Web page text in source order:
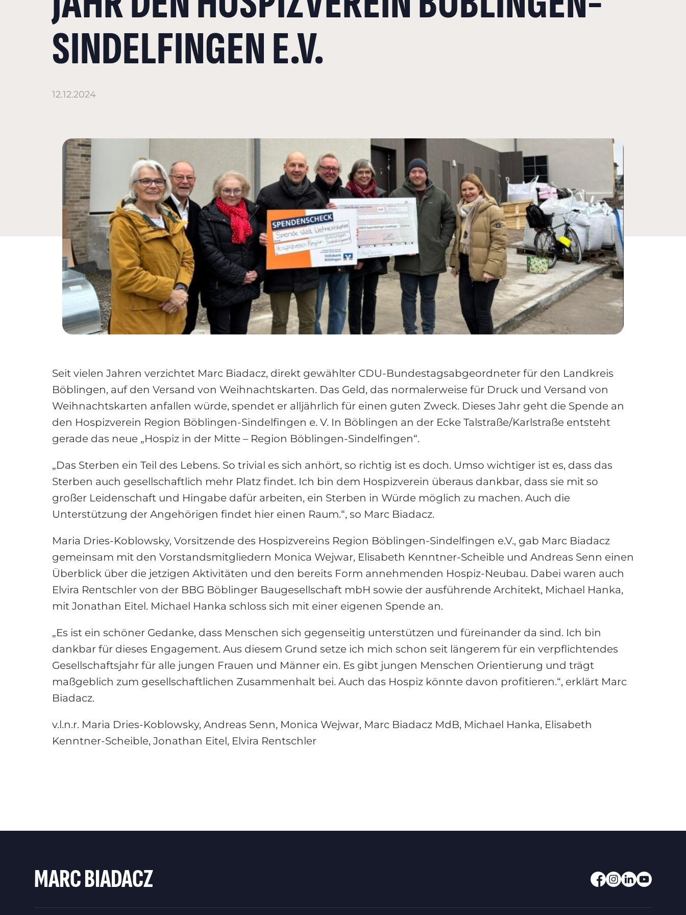
SINDELFINGEN E.V.
12.12.2024
Seit vielen Jahren verzichtet Marc Biadacz, direkt gewählter CDU-Bundestagsabgeordneter für den Landkreis
Böblingen, auf den Versand von Weihnachtskarten. Das Geld, das normalerweise für Druck und Versand von
Weihnachtskarten anfallen würde, spendet er alljährlich für einen guten Zweck. Dieses Jahr geht die Spende an
den Hospizverein Region Böblingen-Sindelfingen e. V. In Böblingen an der Ecke Talstraße/Karlstraße entsteht
gerade das neue „Hospiz in der Mitte – Region Böblingen-Sindelfingen“.
„Das Sterben ein Teil des Lebens. So trivial es sich anhört, so richtig ist es doch. Umso wichtiger ist es, dass das
Sterben auch gesellschaftlich mehr Platz findet. Ich bin dem Hospizverein überaus dankbar, dass sie mit so
großer Leidenschaft und Hingabe dafür arbeiten, ein Sterben in Würde möglich zu machen. Auch die
Unterstützung der Angehörigen findet hier einen Raum.“, so Marc Biadacz.
Maria Dries-Koblowsky, Vorsitzende des Hospizvereins Region Böblingen-Sindelfingen e.V., gab Marc Biadacz
gemeinsam mit den Vorstandsmitgliedern Monica Wejwar, Elisabeth Kenntner-Scheible und Andreas Senn einen
Überblick über die jetzigen Aktivitäten und den bereits Form annehmenden Hospiz-Neubau. Dabei waren auch
Elvira Rentschler von der BBG Böblinger Baugesellschaft mbH sowie der ausführende Architekt, Michael Hanka,
mit Jonathan Eitel. Michael Hanka schloss sich mit einer eigenen Spende an.
„Es ist ein schöner Gedanke, dass Menschen sich gegenseitig unterstützen und füreinander da sind. Ich bin
dankbar für dieses Engagement. Aus diesem Grund setze ich mich schon seit längerem für ein verpflichtendes
Gesellschaftsjahr für alle jungen Frauen und Männer ein. Es gibt jungen Menschen Orientierung und trägt
maßgeblich zum gesellschaftlichen Zusammenhalt bei. Auch das Hospiz könnte davon profitieren.“, erklärt Marc
Biadacz.
v.l.n.r. Maria Dries-Koblowsky, Andreas Senn, Monica Wejwar, Marc Biadacz MdB, Michael Hanka, Elisabeth
Kenntner-Scheible, Jonathan Eitel, Elvira Rentschler
MARC BIADACZ